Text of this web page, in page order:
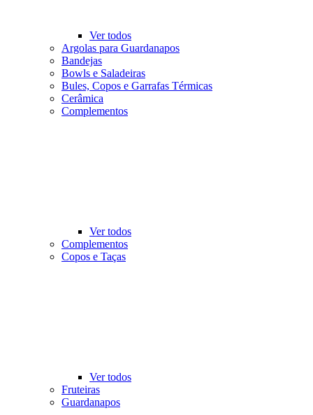
Ver todos
Argolas para Guardanapos
Bandejas
Bowls e Saladeiras
Bules, Copos e Garrafas Térmicas
Cerâmica
Complementos
Ver todos
Complementos
Copos e Taças
Ver todos
Fruteiras
Guardanapos